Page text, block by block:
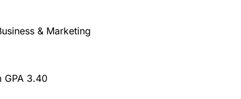
& Marketing
GPA 3.40